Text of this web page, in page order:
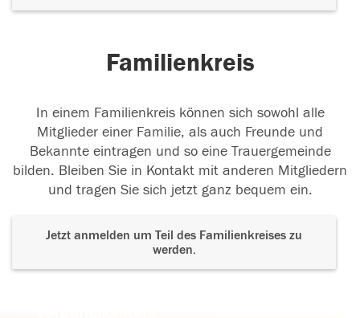
Familienkreis
In einem Familienkreis können sich sowohl alle
Mitglieder einer Familie, als auch Freunde und
Bekannte eintragen und so eine Trauergemeinde
bilden. Bleiben Sie in Kontakt mit anderen Mitgliedern
und tragen Sie sich jetzt ganz bequem ein.
Jetzt anmelden um Teil des Familienkreises zu
werden.